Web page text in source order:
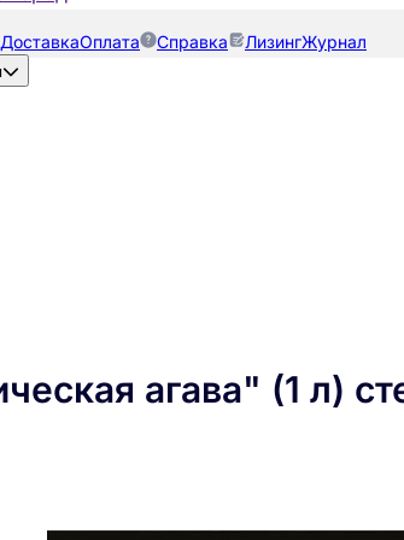
ДоставкаОплата Справка ЛизингЖурнал
агава" (1 л)